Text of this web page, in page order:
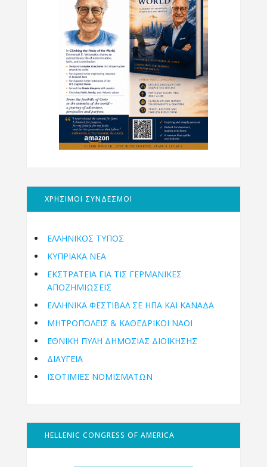
ΧΡΗΣΙΜΟΙ ΣΥΝΔΕΣΜΟΙ
ΕΛΛΗΝΙΚΟΣ ΤΥΠΟΣ
ΚΥΠΡΙΑΚΑ ΝΕΑ
ΕΚΣΤΡΑΤΕΙΑ ΓΙΑ ΤΙΣ ΓΕΡΜΑΝΙΚΕΣ
ΑΠΟΖΗΜΙΩΣΕΙΣ
ΕΛΛΗΝΙΚΆ ΦΕΣΤΙΒΆΛ ΣΕ ΗΠΑ ΚΑΙ ΚΑΝΑΔΑ
ΜΗΤΡΟΠΌΛΕΙΣ & ΚΑΘΕΔΡΙΚΟΊ ΝΑΟΊ
ΕΘΝΙΚΉ ΠΎΛΗ ΔΗΜΌΣΙΑΣ ΔΙΟΊΚΗΣΗΣ
ΔΙΑΥΓΕΙΑ
ΙΣΟΤΙΜΙΕΣ ΝΟΜΙΣΜΑΤΩΝ
HELLENIC CONGRESS OF AMERICA